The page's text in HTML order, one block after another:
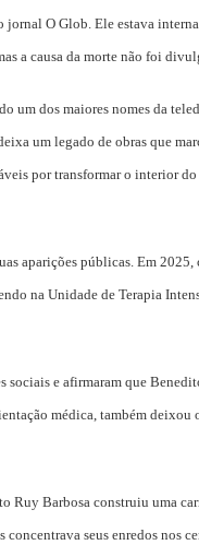
jornal O Glob. Ele estava
a causa da morte não foi
um dos maiores nomes da
um legado de obras que
por transformar o interior
aparições públicas. Em 2025,
na Unidade de Terapia
sociais e afirmaram que
médica, também
Ruy Barbosa construiu uma
seus enredos nos